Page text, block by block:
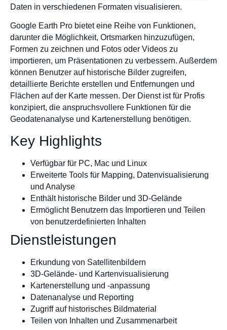
Daten in verschiedenen Formaten visualisieren.
Google Earth Pro bietet eine Reihe von Funktionen,
darunter die Möglichkeit, Ortsmarken hinzuzufügen,
Formen zu zeichnen und Fotos oder Videos zu
importieren, um Präsentationen zu verbessern. Außerdem
können Benutzer auf historische Bilder zugreifen,
detaillierte Berichte erstellen und Entfernungen und
Flächen auf der Karte messen. Der Dienst ist für Profis
konzipiert, die anspruchsvollere Funktionen für die
Geodatenanalyse und Kartenerstellung benötigen.
Key Highlights
Verfügbar für PC, Mac und Linux
Erweiterte Tools für Mapping, Datenvisualisierung
und Analyse
Enthält historische Bilder und 3D-Gelände
Ermöglicht Benutzern das Importieren und Teilen
von benutzerdefinierten Inhalten
Dienstleistungen
Erkundung von Satellitenbildern
3D-Gelände- und Kartenvisualisierung
Kartenerstellung und -anpassung
Datenanalyse und Reporting
Zugriff auf historisches Bildmaterial
Teilen von Inhalten und Zusammenarbeit